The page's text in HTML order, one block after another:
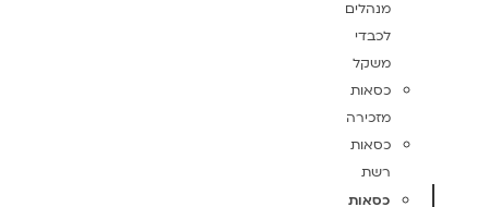
מנהלים
לכבדי
משקל
כסאות
מזכירה
כסאות
רשת
כסאות